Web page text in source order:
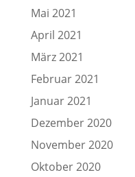
Mai 2021
April 2021
März 2021
Februar 2021
Januar 2021
Dezember 2020
November 2020
Oktober 2020